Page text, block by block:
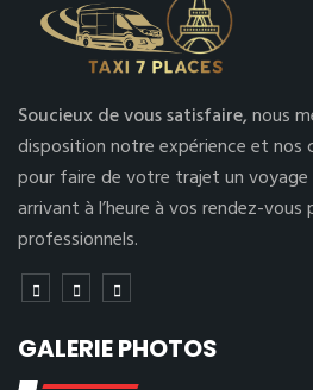
Soucieux de vous satisfaire,nous
disposition notre expérience et nos
pour faire de votre trajet un
arrivant à l’heure à vos rendez-vous
professionnels.
GALERIE PHOTOS